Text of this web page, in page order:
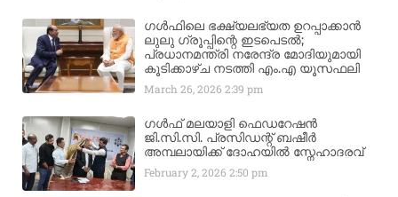
ഗൾഫിലെ ഭക്ഷ്യലഭ്യത ഉറപ്പാക്കാൻ
ലുലു ഗ്രൂപ്പിന്റെ ഇടപെടൽ;
പ്രധാനമന്ത്രി നരേന്ദ്ര മോദിയുമായി
കൂടിക്കാഴ്ച നടത്തി എം.എ യൂസഫലി
March 26, 20262:39 pm
ഗൾഫ് മലയാളി ഫെഡറേഷൻ
ജി.സി.സി. പ്രസിഡന്റ് ബഷീർ
അമ്പലായിക്ക് ദോഹയിൽ സ്നേഹാദരവ്
February 2, 20262:50 pm